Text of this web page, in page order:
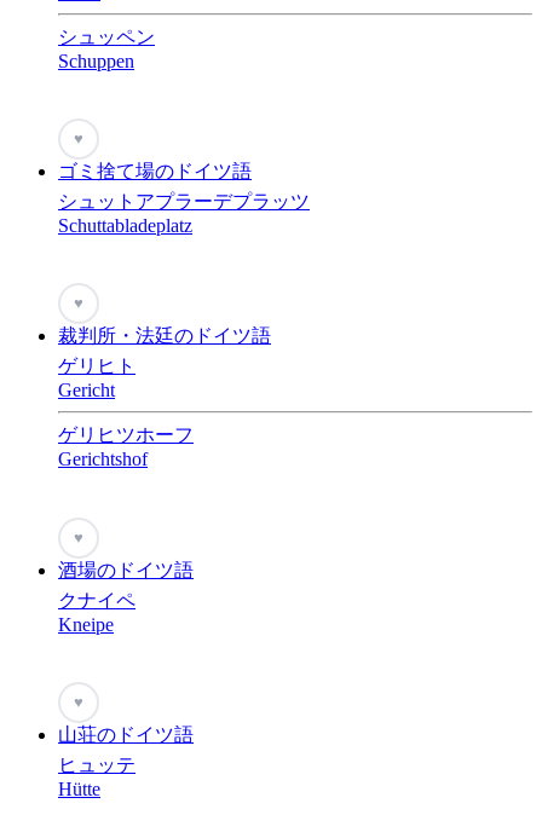
シュッペン
Schuppen
♥
ゴミ捨て場のドイツ語
シュットアプラーデプラッツ
Schuttabladeplatz
♥
裁判所・法廷のドイツ語
ゲリヒト
Gericht
ゲリヒツホーフ
Gerichtshof
♥
酒場のドイツ語
クナイペ
Kneipe
♥
山荘のドイツ語
ヒュッテ
Hütte